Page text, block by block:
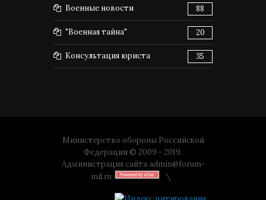
Военные новости 88
"Военная тайна" 20
Консультация юриста 35
Министерство обороны Российской
Федерации © 2009 - 2019.
Администрация сайта admin@forum-
mil.ru